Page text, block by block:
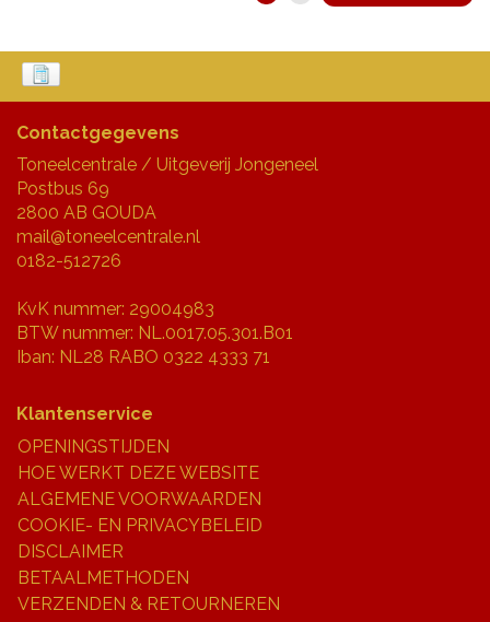
Contactgegevens
Toneelcentrale / Uitgeverij Jongeneel
Postbus 69
2800 AB GOUDA
mail@toneelcentrale.nl
0182-512726
KvK nummer: 29004983
BTW nummer: NL.0017.05.301.B01
Iban: NL28 RABO 0322 4333 71
Klantenservice
OPENINGSTIJDEN
HOE WERKT DEZE WEBSITE
ALGEMENE VOORWAARDEN
COOKIE- EN PRIVACYBELEID
DISCLAIMER
BETAALMETHODEN
VERZENDEN & RETOURNEREN